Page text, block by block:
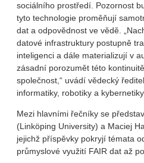
sociálního prostředí. Pozornost
tyto technologie proměňují
dat a odpovědnost ve vědě.
datové infrastruktury postupně
inteligenci a dále materializují v
zásadní porozumět této
společnost,“ uvádí vědecký
informatiky, robotiky a
Mezi hlavními řečníky se
(Linköping University) a Maciej
jejichž příspěvky pokryjí témata
průmyslové využití FAIR dat až